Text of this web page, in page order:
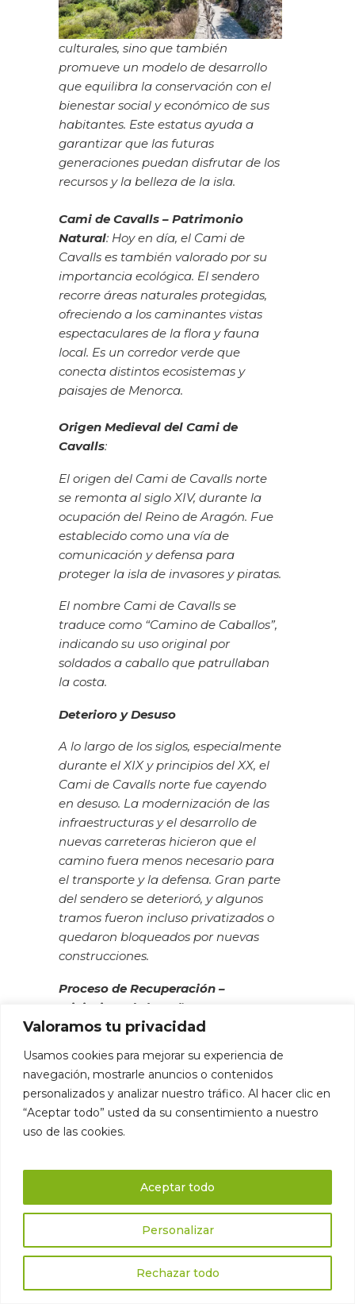
Valoramos tu privacidad
Usamos cookies para mejorar su experiencia de
navegación, mostrarle anuncios o contenidos
personalizados y analizar nuestro tráfico. Al hacer clic en
“Aceptar todo” usted da su consentimiento a nuestro
uso de las cookies.
Personalizar
Rechazar todo
Aceptar todo
culturales, sino que también
promueve un modelo de desarrollo
que equilibra la conservación con el
bienestar social y económico de sus
habitantes. Este estatus ayuda a
garantizar que las futuras
generaciones puedan disfrutar de los
recursos y la belleza de la isla.
Cami de Cavalls – Patrimonio
Natural: Hoy en día, el Cami de
Cavalls es también valorado por su
importancia ecológica. El sendero
recorre áreas naturales protegidas,
ofreciendo a los caminantes vistas
espectaculares de la flora y fauna
local. Es un corredor verde que
conecta distintos ecosistemas y
paisajes de Menorca.
Origen Medieval del Cami de
Cavalls:
El origen del Cami de Cavalls norte
se remonta al siglo XIV, durante la
ocupación del Reino de Aragón. Fue
establecido como una vía de
comunicación y defensa para
proteger la isla de invasores y piratas.
El nombre Cami de Cavalls se
traduce como “Camino de Caballos”,
indicando su uso original por
soldados a caballo que patrullaban
la costa.
Deterioro y Desuso
A lo largo de los siglos, especialmente
durante el XIX y principios del XX, el
Cami de Cavalls norte fue cayendo
en desuso. La modernización de las
infraestructuras y el desarrollo de
nuevas carreteras hicieron que el
camino fuera menos necesario para
el transporte y la defensa. Gran parte
del sendero se deterioró, y algunos
tramos fueron incluso privatizados o
quedaron bloqueados por nuevas
construcciones.
Proceso de Recuperación –
Iniciativas de los Años 90
La recuperación del Cami de Cavalls
norte comenzó en serio en la década
de 1990, impulsada por la creciente
conciencia medioambiental y el
interés en el turismo sostenible.